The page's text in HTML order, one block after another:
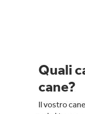
Quali
cane?
Il vostro